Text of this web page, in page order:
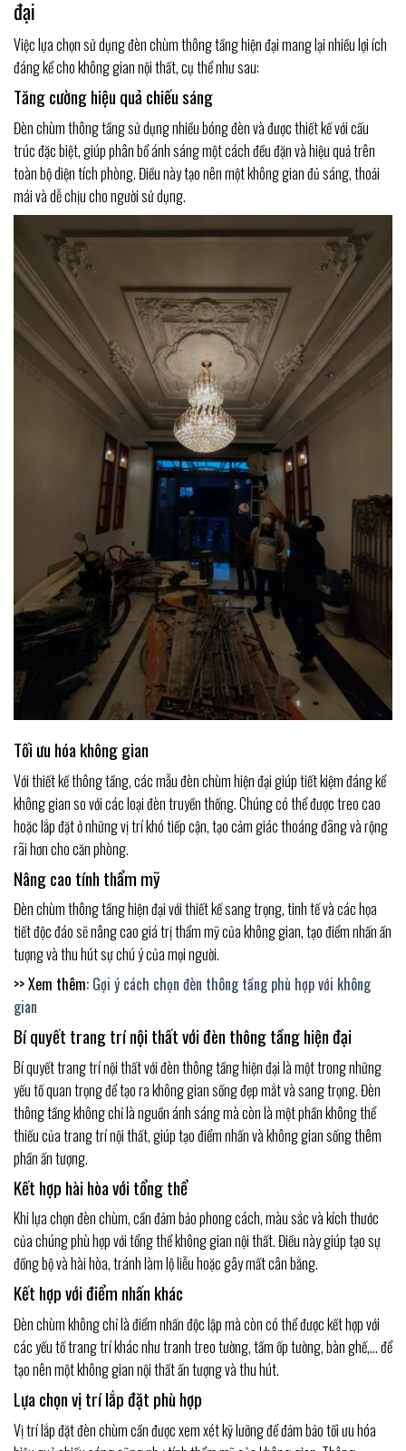
đại
Việc lựa chọn sử dụng đèn chùm thông tầng hiện đại mang lại nhiều lợi ích
đáng kể cho không gian nội thất, cụ thể như sau:
Tăng cường hiệu quả chiếu sáng
Đèn chùm thông tầng sử dụng nhiều bóng đèn và được thiết kế với cấu
trúc đặc biệt, giúp phân bổ ánh sáng một cách đều đặn và hiệu quả trên
toàn bộ diện tích phòng. Điều này tạo nên một không gian đủ sáng, thoải
mái và dễ chịu cho người sử dụng.
Tối ưu hóa không gian
Với thiết kế thông tầng, các mẫu đèn chùm hiện đại giúp tiết kiệm đáng kể
không gian so với các loại đèn truyền thống. Chúng có thể được treo cao
hoặc lắp đặt ở những vị trí khó tiếp cận, tạo cảm giác thoáng đãng và rộng
rãi hơn cho căn phòng.
Nâng cao tính thẩm mỹ
Đèn chùm thông tầng hiện đại với thiết kế sang trọng, tinh tế và các họa
tiết độc đáo sẽ nâng cao giá trị thẩm mỹ của không gian, tạo điểm nhấn ấn
tượng và thu hút sự chú ý của mọi người.
>> Xem thêm: Gợi ý cách chọn đèn thông tầng phù hợp với không
gian
Bí quyết trang trí nội thất với đèn thông tầng hiện đại
Bí quyết trang trí nội thất với đèn thông tầng hiện đại là một trong những
yếu tố quan trọng để tạo ra không gian sống đẹp mắt và sang trọng. Đèn
thông tầng không chỉ là nguồn ánh sáng mà còn là một phần không thể
thiếu của trang trí nội thất, giúp tạo điểm nhấn và không gian sống thêm
phần ấn tượng.
Kết hợp hài hòa với tổng thể
Khi lựa chọn đèn chùm, cần đảm bảo phong cách, màu sắc và kích thước
của chúng phù hợp với tổng thể không gian nội thất. Điều này giúp tạo sự
đồng bộ và hài hòa, tránh làm lộ liễu hoặc gây mất cân bằng.
Kết hợp với điểm nhấn khác
Đèn chùm không chỉ là điểm nhấn độc lập mà còn có thể được kết hợp với
các yếu tố trang trí khác như tranh treo tường, tấm ốp tường, bàn ghế,… để
tạo nên một không gian nội thất ấn tượng và thu hút.
Lựa chọn vị trí lắp đặt phù hợp
Vị trí lắp đặt đèn chùm cần được xem xét kỹ lưỡng để đảm bảo tối ưu hóa